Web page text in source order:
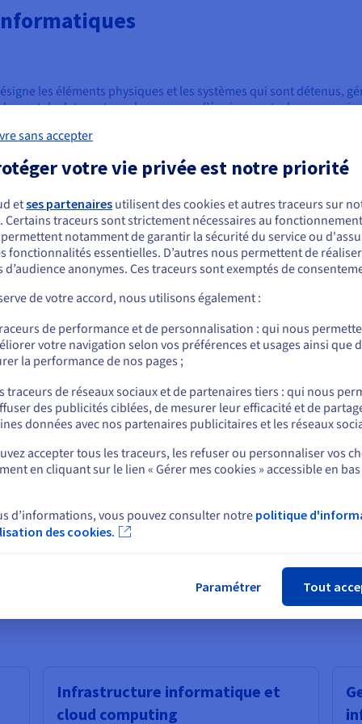
les éléments physiques et les systèmes qui sont détenus,
de datacenters, de serveurs, d’équipements de
d’entreprise.
site pour un usage privé par l’entreprise. La configuration
puissance, d’espace physique et d’argent que les autres types
privilégiée par les entreprises qui doivent maintenir un niveau
les ressources informatiques sont accessibles via Internet, au
les équipements physiques, les ressources extraites et les
.
plusieurs sites. En effet, le cloud permet de mettre à disposition
en particulier lestockage des donnéeset la puissance de
convient parfaitement aux entreprises qui ont besoin
d’investissement initiales ou qui recherchent la flexibilité
des éléments de configurations traditionnelles « définies par le
serveurs informatiques standard (COTS).
et une HCI réside dans le fait que, avec cette dernière,
défini par logiciel) sont implémentés dans le contexte de
utilisé par les entreprises qui souhaitent simplifier leurs
de leur environnement informatique.
la puissance de calcul, grâce à des clusters de processeurs
de grands ensembles de données et effectuer des calculs
Infrastructure informatique et
cloud computing
semblez être localisé en États-Unis.
commander, rendez-vous sur le site de votre pays (États-Unis) et créez un
us.ovhcloud.com/learn Anglais USD - $
ou
sur le site actuel
un autre site web
sans accepter
votre vie privée est notre priorité
etses partenaires utilisent des cookies et autres traceurs sur
Certains traceurs sont strictement nécessaires au
notamment de garantir la sécurité du service ou
fonctionnalités essentielles. D’autres nous permettent de
d’audience anonymes. Ces traceurs sont exemptés de
de votre accord, nous utilisons également :
de performance et de personnalisation : qui nous
votre navigation selon vos préférences et usages ainsi que
la performance de nos pages ;
traceurs de réseaux sociaux et de partenaires tiers : qui nous
des publicités ciblées, de mesurer leur efficacité et de
données avec nos partenaires publicitaires et les réseaux
accepter tous les traceurs, les refuser ou personnaliser vos
en cliquant sur le lien « Gérer mes cookies » accessible en
d’informations, vous pouvez consulter notre politique
des cookies.
Paramétrer Tout